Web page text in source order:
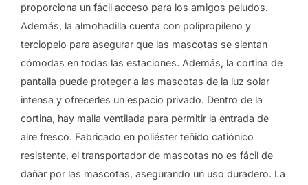
proporciona un fácil acceso para los amigos peludos.
Además, la almohadilla cuenta con polipropileno y
terciopelo para asegurar que las mascotas se sientan
cómodas en todas las estaciones. Además, la cortina de
pantalla puede proteger a las mascotas de la luz solar
intensa y ofrecerles un espacio privado. Dentro de la
cortina, hay malla ventilada para permitir la entrada de
aire fresco. Fabricado en poliéster teñido catiónico
resistente, el transportador de mascotas no es fácil de
dañar por las mascotas, asegurando un uso duradero. La